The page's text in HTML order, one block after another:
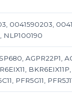
0041590203,
NLP100190
AGPR22P1,
PFR5G11,